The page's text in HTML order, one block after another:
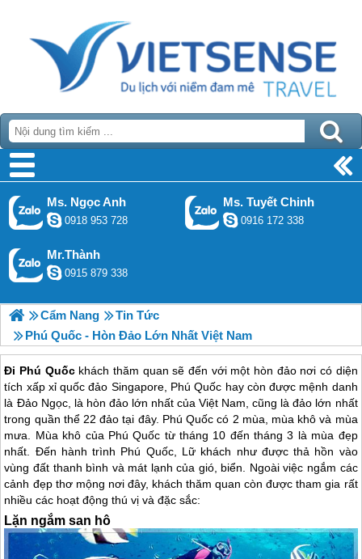
Ms. Ngọc Anh
0918 953 728
Ms. Tuyết Chinh
0916 172 338
Mr.Thành
0915 879 338
Cẩm Nang
Tin Tức
Phú Quốc - Hòn Đảo Lớn Nhất Việt Nam
Đi Phú Quốckhách thăm quan sẽ đến với một hòn đảo nơi có diện
tích xấp xỉ quốc đảo Singapore, Phú Quốc hay còn được mệnh danh
là Đảo Ngọc, là hòn đảo lớn nhất của Việt Nam, cũng là đảo lớn nhất
trong quần thể 22 đảo tại đây. Phú Quốc có 2 mùa, mùa khô và mùa
mưa. Mùa khô của Phú Quốc từ tháng 10 đến tháng 3 là mùa đẹp
nhất. Đến hành trình Phú Quốc, Lữ khách như được thả hồn vào
vùng đất thanh bình và mát lạnh của gió, biển. Ngoài việc ngắm các
cảnh đẹp thơ mộng nơi đây, khách thăm quan còn được tham gia rất
nhiều các hoạt động thú vị và đặc sắc:
Lặn ngắm san hô